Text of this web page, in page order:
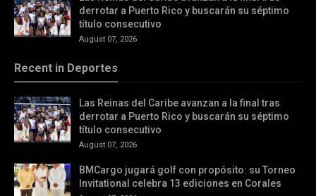
derrotar a Puerto Rico y buscarán su séptimo
título consecutivo
August 07, 2026
Recent in Deportes
Las Reinas del Caribe avanzan a la final tras
derrotar a Puerto Rico y buscarán su séptimo
título consecutivo
August 07, 2026
BMCargo jugará golf con propósito: su Torneo
Invitational celebra 13 ediciones en Corales